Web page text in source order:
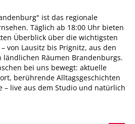
ist das regionale
Täglich ab 18:00 Uhr bieten
Überblick über die wichtigsten
von Lausitz bis Prignitz, aus den
ländlichen Räumen Brandenburgs.
bei uns bewegt: aktuelle
berührende Alltagsgeschichten
– live aus dem Studio und natürlich